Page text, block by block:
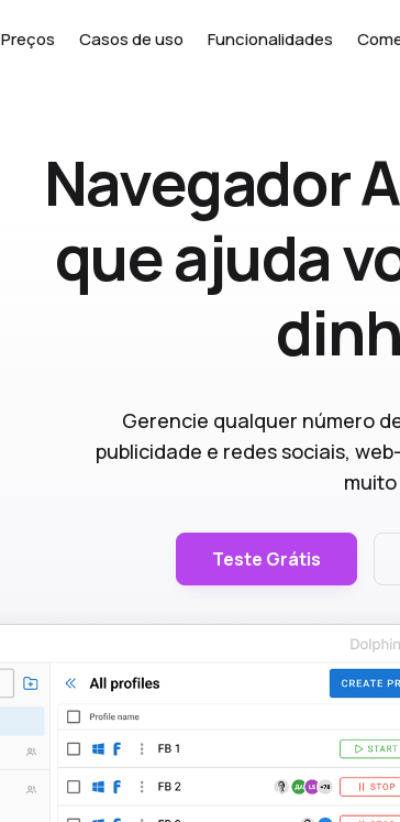
Preços Casos de uso Funcionalidades
Navegador
que ajuda
Gerencie qualquer número
publicidade e redes sociais,
Teste Grátis